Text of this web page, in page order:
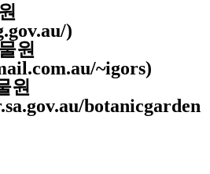
)
원
~igors)
원
botanicgarden